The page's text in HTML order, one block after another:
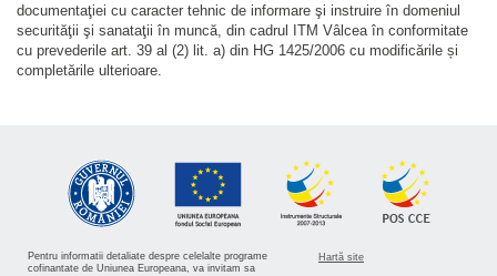
documentaţiei cu caracter tehnic de informare şi instruire în domeniul
securităţii şi sanataţii în muncă, din cadrul ITM Vâlcea în conformitate
cu prevederile art. 39 al (2) lit. a) din HG 1425/2006 cu modificările și
completările ulterioare.
Pentru informatii detaliate despre celelalte programe
cofinantate de Uniunea Europeana, va invitam sa
Hartă site